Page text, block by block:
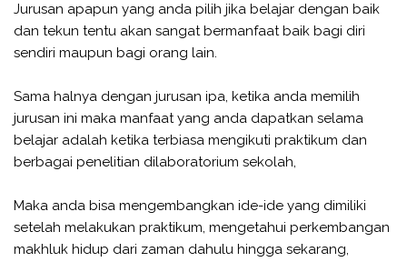
Jurusan apapun yang anda pilih jika belajar dengan baik
dan tekun tentu akan sangat bermanfaat baik bagi diri
sendiri maupun bagi orang lain.
Sama halnya dengan jurusan ipa, ketika anda memilih
jurusan ini maka manfaat yang anda dapatkan selama
belajar adalah ketika terbiasa mengikuti praktikum dan
berbagai penelitian dilaboratorium sekolah,
Maka anda bisa mengembangkan ide-ide yang dimiliki
setelah melakukan praktikum, mengetahui perkembangan
makhluk hidup dari zaman dahulu hingga sekarang,